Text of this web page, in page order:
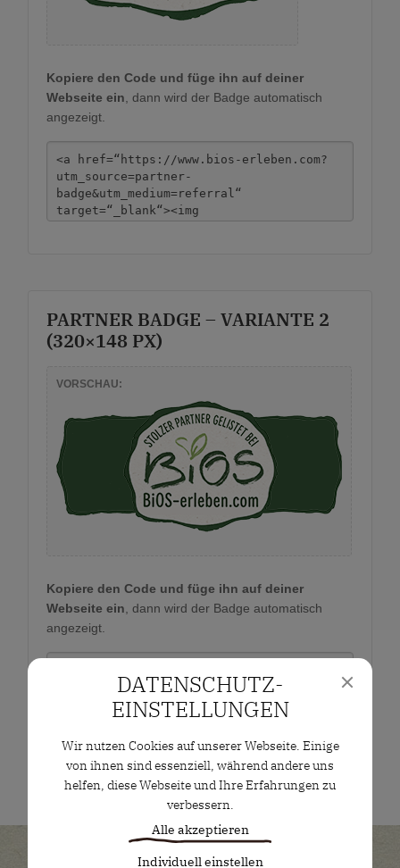
Kopiere den Code und füge ihn auf deiner
Webseite ein , dann wird der Badge automatisch
angezeigt.
PARTNER BADGE – VARIANTE 2
(320×148 PX)
VORSCHAU:
Kopiere den Code und füge ihn auf deiner
Webseite ein , dann wird der Badge automatisch
angezeigt.
DATENSCHUTZ­
EINSTELLUNGEN
Wir nutzen Cookies auf unserer Webseite. Einige
von ihnen sind essenziell, während andere uns
helfen, diese Webseite und Ihre Erfahrungen zu
verbessern.
Alle akzeptieren
Individuell einstellen